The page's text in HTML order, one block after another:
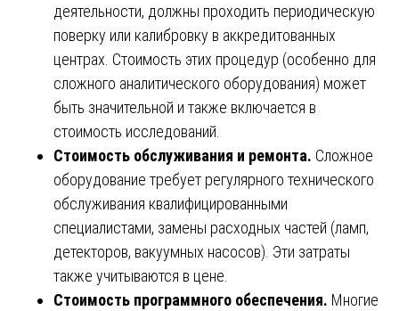
деятельности, должны проходить периодическую
поверку или калибровку в аккредитованных
центрах. Стоимость этих процедур (особенно для
сложного аналитического оборудования) может
быть значительной и также включается в
стоимость исследований.
Стоимость обслуживания и ремонта. Сложное
оборудование требует регулярного технического
обслуживания квалифицированными
специалистами, замены расходных частей (ламп,
детекторов, вакуумных насосов). Эти затраты
также учитываются в цене.
Стоимость программного обеспечения. Многие